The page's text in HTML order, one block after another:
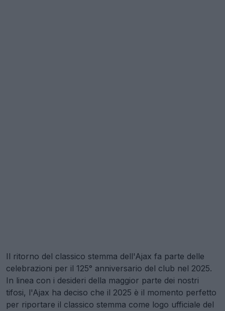
Il ritorno del classico stemma dell'Ajax fa parte delle
celebrazioni per il 125° anniversario del club nel 2025.
In linea con i desideri della maggior parte dei nostri
tifosi, l'Ajax ha deciso che il 2025 è il momento perfetto
per riportare il classico stemma come logo ufficiale del